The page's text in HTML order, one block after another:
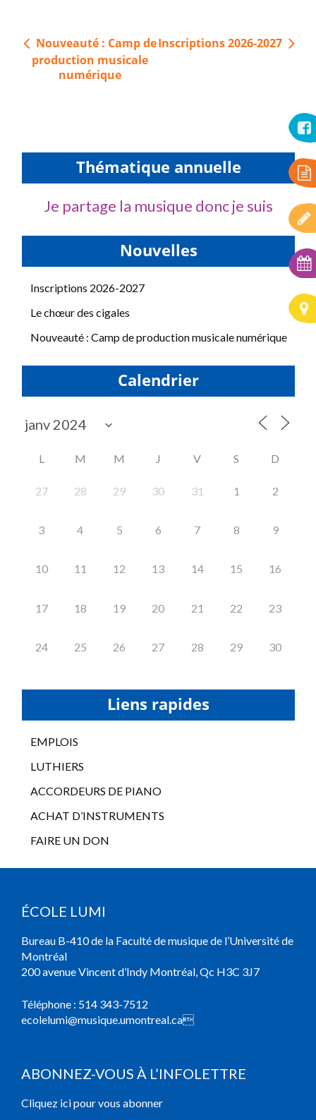
Navigation
de
l’article
Nouveauté : Camp de
production musicale
numérique
Inscriptions 2026-2027
Thématique annuelle
Je partage la musique donc je suis
Nouvelles
Inscriptions 2026-2027
Le chœur des cigales
Nouveauté : Camp de production musicale numérique
Calendrier
L M M J V S D
27 28 29 30 31 1 2
3 4 5 6 7 8 9
10 11 12 13 14 15 16
17 18 19 20 21 22 23
24 25 26 27 28 29 30
Liens rapides
EMPLOIS
LUTHIERS
ACCORDEURS DE PIANO
ACHAT D’INSTRUMENTS
FAIRE UN DON
ÉCOLE LUMI
Bureau B-410 de la Faculté de musique de l’Université de
Montréal
200 avenue Vincent d’Indy Montréal, Qc H3C 3J7
Téléphone : 514 343-7512
ecolelumi@musique.umontreal.ca
ABONNEZ-VOUS À L’INFOLETTRE
Cliquez ici pour vous abonner